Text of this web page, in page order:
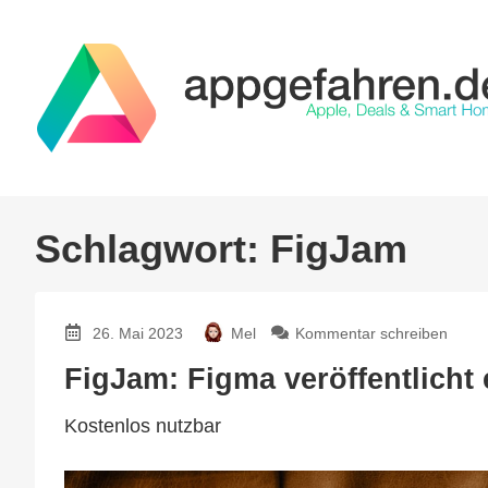
Schlagwort: FigJam
26. Mai 2023 Mel Kommentar schreiben
App
FigJam: Figma veröffentlicht
Kostenlos nutzbar